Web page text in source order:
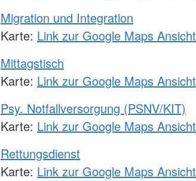
Migration und Integration
Karte: Link zur Google Maps Ansicht
Mittagstisch
Karte: Link zur Google Maps Ansicht
Psy. Notfallversorgung (PSNV/KIT)
Karte: Link zur Google Maps Ansicht
Rettungsdienst
Karte: Link zur Google Maps Ansicht